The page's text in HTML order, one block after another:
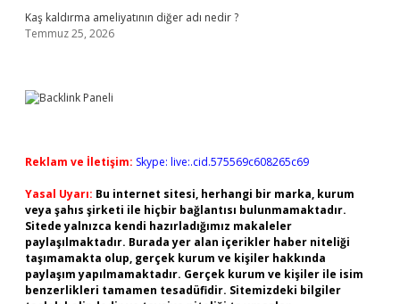
Kaş kaldırma ameliyatının diğer adı nedir ?
Temmuz 25, 2026
Reklam ve İletişim: Skype: live:.cid.575569c608265c69
Yasal Uyarı: Bu internet sitesi, herhangi bir marka, kurum
veya şahıs şirketi ile hiçbir bağlantısı bulunmamaktadır.
Sitede yalnızca kendi hazırladığımız makaleler
paylaşılmaktadır. Burada yer alan içerikler haber niteliği
taşımamakta olup, gerçek kurum ve kişiler hakkında
paylaşım yapılmamaktadır. Gerçek kurum ve kişiler ile isim
benzerlikleri tamamen tesadüfidir. Sitemizdeki bilgiler